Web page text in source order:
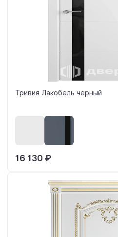
Тривия Лакобель черный
16 130 ₽